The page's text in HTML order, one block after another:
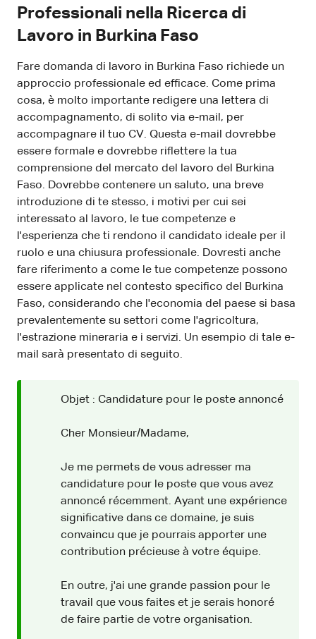
Professionali nella Ricerca di
Lavoro in Burkina Faso
Fare domanda di lavoro in Burkina Faso richiede un
approccio professionale ed efficace. Come prima
cosa, è molto importante redigere una lettera di
accompagnamento, di solito via e-mail, per
accompagnare il tuo CV. Questa e-mail dovrebbe
essere formale e dovrebbe riflettere la tua
comprensione del mercato del lavoro del Burkina
Faso. Dovrebbe contenere un saluto, una breve
introduzione di te stesso, i motivi per cui sei
interessato al lavoro, le tue competenze e
l'esperienza che ti rendono il candidato ideale per il
ruolo e una chiusura professionale. Dovresti anche
fare riferimento a come le tue competenze possono
essere applicate nel contesto specifico del Burkina
Faso, considerando che l'economia del paese si basa
prevalentemente su settori come l'agricoltura,
l'estrazione mineraria e i servizi. Un esempio di tale e-
mail sarà presentato di seguito.
Objet : Candidature pour le poste annoncé
Cher Monsieur/Madame,
Je me permets de vous adresser ma
candidature pour le poste que vous avez
annoncé récemment. Ayant une expérience
significative dans ce domaine, je suis
convaincu que je pourrais apporter une
contribution précieuse à votre équipe.
En outre, j'ai une grande passion pour le
travail que vous faites et je serais honoré
de faire partie de votre organisation.